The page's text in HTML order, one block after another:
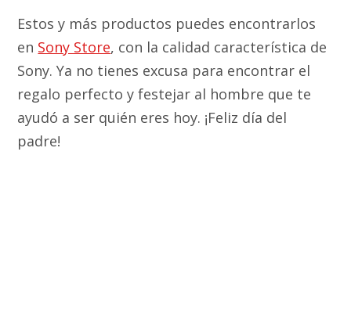
Estos y más productos puedes encontrarlos
en Sony Store, con la calidad característica de
Sony. Ya no tienes excusa para encontrar el
regalo perfecto y festejar al hombre que te
ayudó a ser quién eres hoy. ¡Feliz día del
padre!